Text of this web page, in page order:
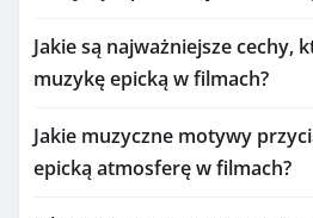
Jakie są najważniejsze cechy,
muzykę epicką w filmach?
Jakie muzyczne motywy
epicką atmosferę w filmach?